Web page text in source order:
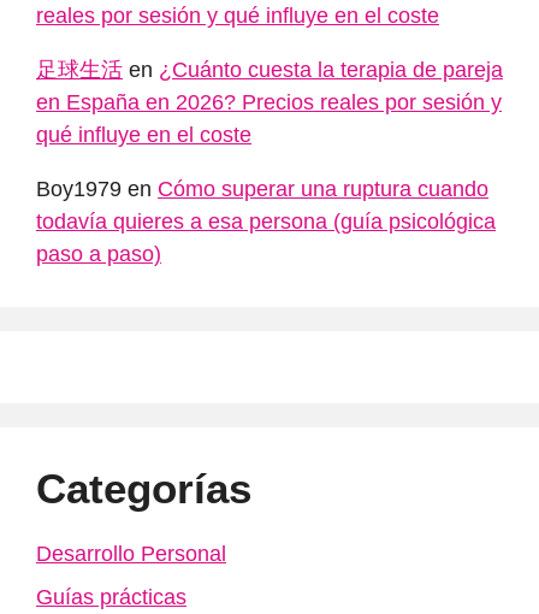
reales por sesión y qué influye en el coste
足球生活 en ¿Cuánto cuesta la terapia de pareja
en España en 2026? Precios reales por sesión y
qué influye en el coste
Boy1979 en Cómo superar una ruptura cuando
todavía quieres a esa persona (guía psicológica
paso a paso)
Categorías
Desarrollo Personal
Guías prácticas